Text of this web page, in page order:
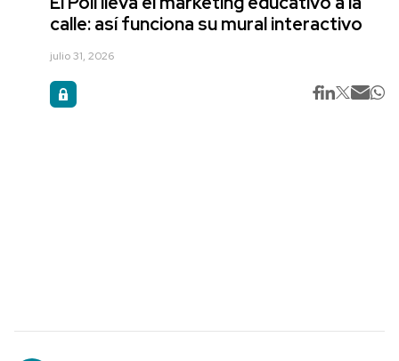
calle: así funciona su mural interactivo
julio 31, 2026